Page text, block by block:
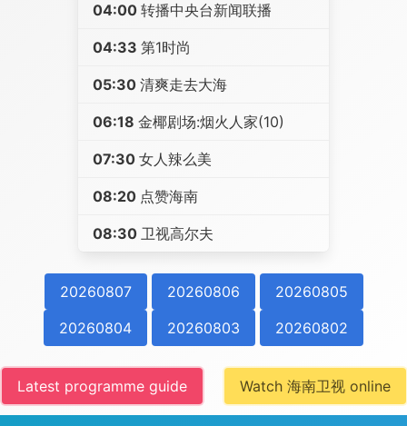
04:00 转播中央台新闻联播
04:33 第1时尚
05:30 清爽走去大海
06:18 金椰剧场:烟火人家(10)
07:30 女人辣么美
08:20 点赞海南
08:30 卫视高尔夫
20260807 20260806
20260805
20260804
20260803 20260802
Latest programme guide Watch 海南卫视 online